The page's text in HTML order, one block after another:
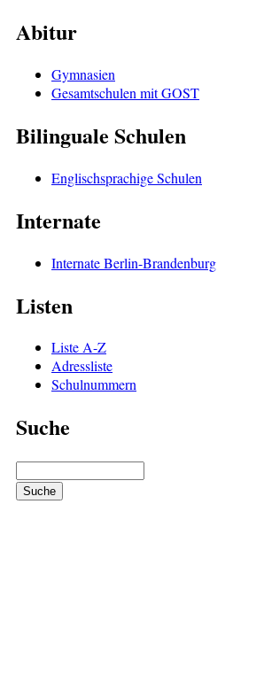
Abitur
Gymnasien
Gesamtschulen mit GOST
Bilinguale Schulen
Englischsprachige Schulen
Internate
Internate Berlin-Brandenburg
Listen
Liste A-Z
Adressliste
Schulnummern
Suche